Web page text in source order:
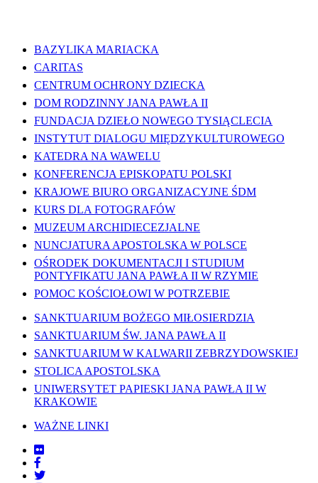
BAZYLIKA MARIACKA
CARITAS
CENTRUM OCHRONY DZIECKA
DOM RODZINNY JANA PAWŁA II
FUNDACJA DZIEŁO NOWEGO TYSIĄCLECIA
INSTYTUT DIALOGU MIĘDZYKULTUROWEGO
KATEDRA NA WAWELU
KONFERENCJA EPISKOPATU POLSKI
KRAJOWE BIURO ORGANIZACYJNE ŚDM
KURS DLA FOTOGRAFÓW
MUZEUM ARCHIDIECEZJALNE
NUNCJATURA APOSTOLSKA W POLSCE
OŚRODEK DOKUMENTACJI I STUDIUM
PONTYFIKATU JANA PAWŁA II W RZYMIE
POMOC KOŚCIOŁOWI W POTRZEBIE
SANKTUARIUM BOŻEGO MIŁOSIERDZIA
SANKTUARIUM ŚW. JANA PAWŁA II
SANKTUARIUM W KALWARII ZEBRZYDOWSKIEJ
STOLICA APOSTOLSKA
UNIWERSYTET PAPIESKI JANA PAWŁA II W
KRAKOWIE
WAŻNE LINKI